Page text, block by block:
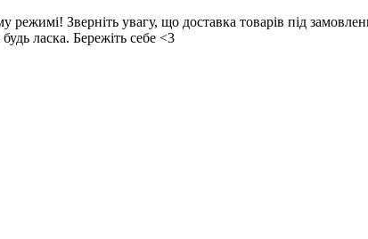
Зверніть увагу, що доставка товарів під
ласка. Бережіть себе <3